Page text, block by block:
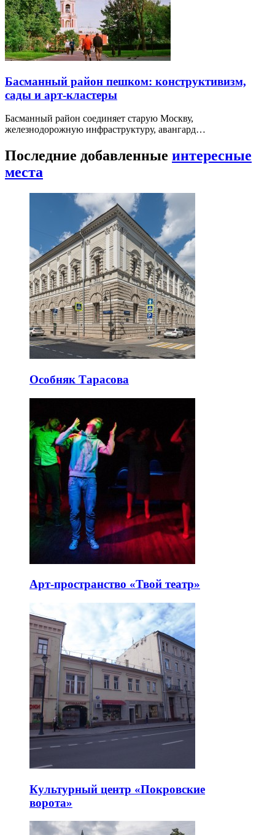
Басманный район пешком: конструктивизм,
сады и арт-кластеры
Басманный район соединяет старую Москву,
железнодорожную инфраструктуру, авангард…
Последние добавленные интересные
места
Особняк Тарасова
Арт-пространство «Твой театр»
Культурный центр «Покровские
ворота»